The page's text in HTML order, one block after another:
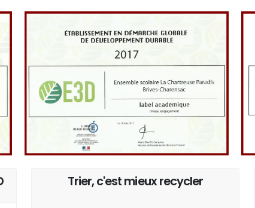
Trier, c'est mieux recycler